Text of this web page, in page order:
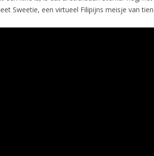
Sweetie, een virtueel Filipijns meisje van